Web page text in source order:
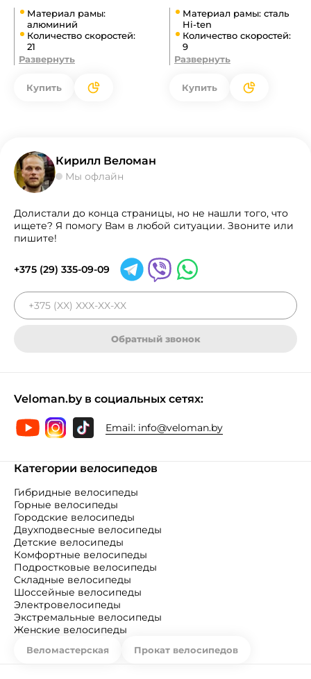
Материал рамы:
алюминий
Количество скоростей:
21
Развернуть
Купить
Материал рамы: сталь
Hi-ten
Количество скоростей:
9
Развернуть
Купить
Кирилл Веломан
Мы офлайн
Долистали до конца страницы, но не нашли того, что
ищете? Я помогу Вам в любой ситуации. Звоните или
пишите!
+375 (29) 335-09-09
Обратный звонок
Veloman.by в социальных сетях:
Email: info@veloman.by
Категории велосипедов
Гибридные велосипеды
Горные велосипеды
Городские велосипеды
Двухподвесные велосипеды
Детские велосипеды
Комфортные велосипеды
Подростковые велосипеды
Складные велосипеды
Шоссейные велосипеды
Электровелосипеды
Экстремальные велосипеды
Женские велосипеды
Веломастерская Прокат велосипедов